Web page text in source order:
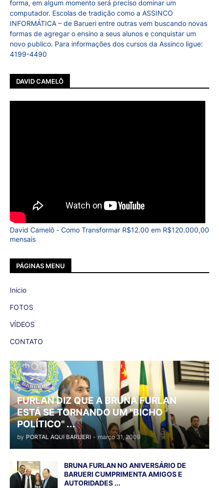
forma, em algum momento será preciso dominar um
computador. Escolas de tradição como a ASSINCO
INFORMÁTICA – de Barueri entre outras vem buscando novas
formas de agregar o ensino a seus alunos e conquistar um
novo publico. Para informações dos cursos da Assinco ligue:
4199-4490
DAVID CAMELÔ
David Camelô - Como Transformar R$12.00 em R$120.000,00
mensais
PÁGINAS MENU
Inicio
FOTOS
VÍDEOS
CONTATO
FURLAN DIZ QUE A BRUNA FURLAN
ESTÁ SE TORNANDO UM "BICHO
POLÍTICO" ...
by PORTAL AQUI BARUERI - março 31, 2009
BRUNA FURLAN NO ANIVERSÁRIO DE
BARUERI CUMPRIMENTA AMIGOS E
AUTORIDADES ...